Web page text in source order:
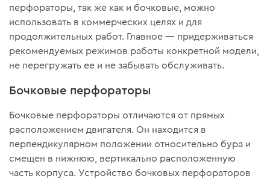
перфораторы, так же как и бочковые, можно
использовать в коммерческих целях и для
продолжительных работ. Главное — придерживаться
рекомендуемых режимов работы конкретной модели,
не перегружать ее и не забывать обслуживать.
Бочковые перфораторы
Бочковые перфораторы отличаются от прямых
расположением двигателя. Он находится в
перпендикулярном положении относительно бура и
смещен в нижнюю, вертикально расположенную
часть корпуса. Устройство бочковых перфораторов